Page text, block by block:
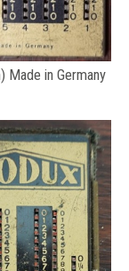
Made in Germany